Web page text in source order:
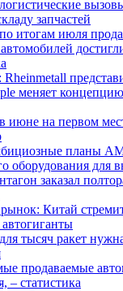
запчастей
итогам июля
Rheinmetall
меняет концепцию
июне на первом
планы
оборудования для
заказал
Китай
тысяч ракет
продаваемые
– статистика